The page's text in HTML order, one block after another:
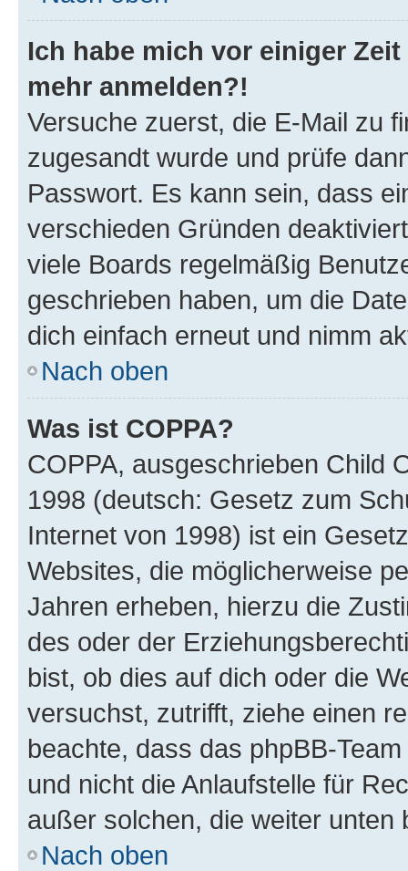
Ich habe mich vor einiger
mehr anmelden?!
Versuche zuerst, die E-Mail zu
zugesandt wurde und prüfe
Passwort. Es kann sein, dass
verschieden Gründen
viele Boards regelmäßig
geschrieben haben, um die
dich einfach erneut und nimm
Nach oben
Was ist COPPA?
COPPA, ausgeschrieben Child
1998 (deutsch: Gesetz zum
Internet von 1998) ist ein
Websites, die möglicherweise
Jahren erheben, hierzu die
des oder der
bist, ob dies auf dich oder die
versuchst, zutrifft, ziehe einen
beachte, dass das phpBB-
und nicht die Anlaufstelle für
außer solchen, die weiter unten
Nach oben